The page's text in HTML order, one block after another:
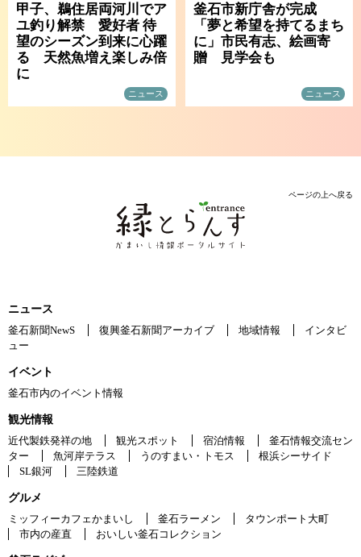
甲子、鵜住居両河川でア
ユ釣り解禁 愛好者 待
望のシーズン到来に心躍
る 天然魚増え楽しみ倍
に
ニュース
釜石市新庁舎が完成
「夢と希望を持てるまち
に」市民有志、絵画寄
贈 見学会も
ニュース
ページの上へ戻る
ニュース
釜石新聞NewS
復興釜石新聞アーカイブ 地域情報
インタビ
ュー
イベント
釜石市内のイベント情報
観光情報
近代製鉄発祥の地
観光スポット 宿泊情報
釜石情報交流セン
ター
魚河岸テラス うのすまい・トモス
根浜シーサイド
SL銀河
三陸鉄道
グルメ
ミッフィーカフェかまいし
釜石ラーメン
タウンポート大町
市内の産直
おいしい釜石コレクション